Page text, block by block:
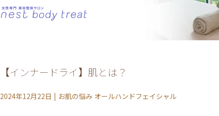
【インナードライ】肌とは？
2024年12月22日 | お肌の悩み オールハンドフェイシャル